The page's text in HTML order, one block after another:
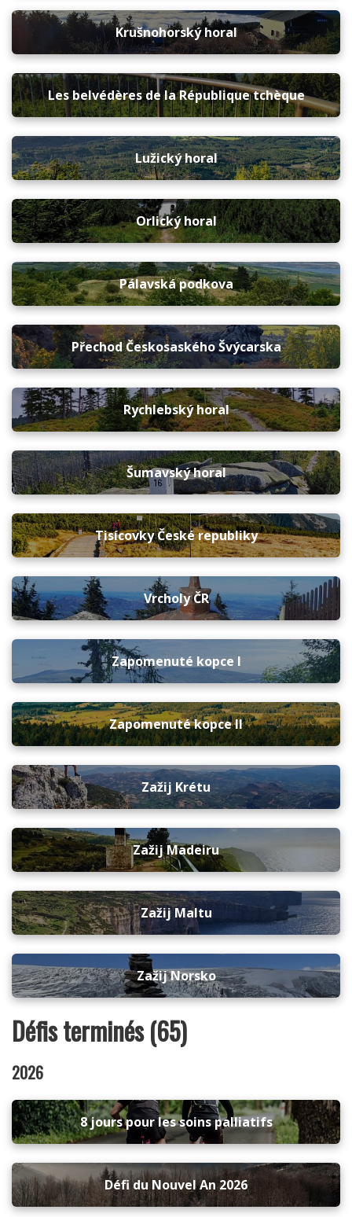
Krušnohorský horal
Les belvédères de la République tchèque
Lužický horal
Orlický horal
Pálavská podkova
Přechod Českosaského Švýcarska
Rychlebský horal
Šumavský horal
Tisícovky České republiky
Vrcholy ČR
Zapomenuté kopce I
Zapomenuté kopce II
Zažij Krétu
Zažij Madeiru
Zažij Maltu
Zažij Norsko
Défis terminés (65)
2026
8 jours pour les soins palliatifs
Défi du Nouvel An 2026